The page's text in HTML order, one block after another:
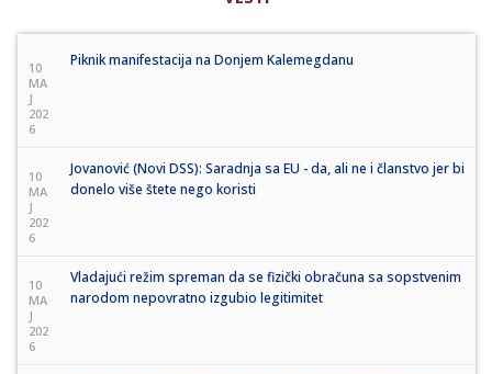
10
MA
J
202
6
Piknik manifestacija na Donjem Kalemegdanu
10
MA
J
202
6
Jovanović (Novi DSS): Saradnja sa EU - da, ali ne i članstvo jer bi
donelo više štete nego koristi
10
MA
J
202
6
Vladajući režim spreman da se fizički obračuna sa sopstvenim
narodom nepovratno izgubio legitimitet